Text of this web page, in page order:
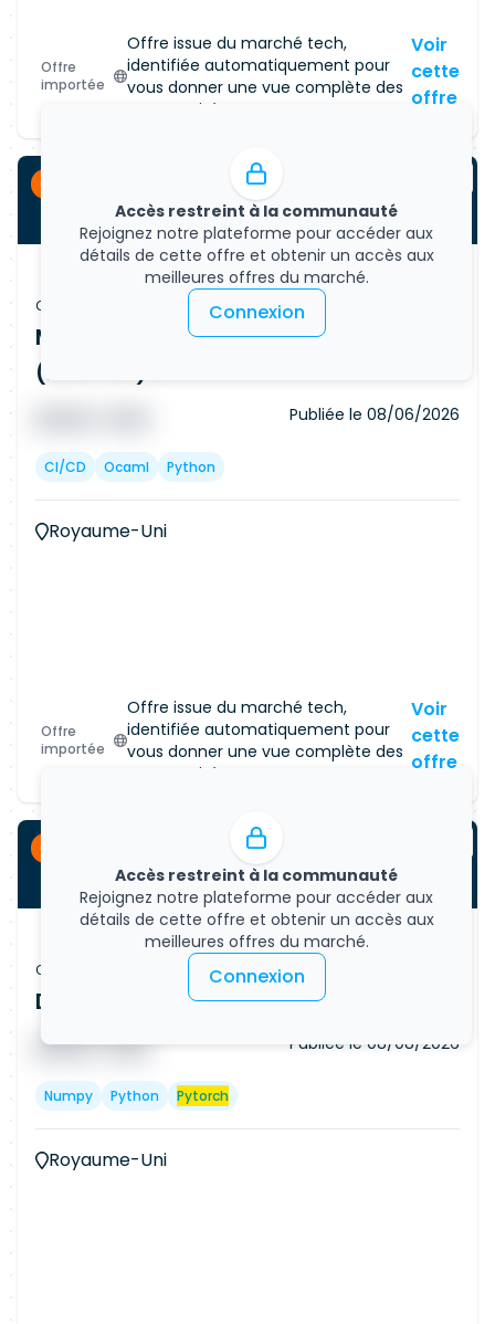
robustes et industrialisables. Participer à la veille
technologique sur les avancées en IA Générative
et LLM. Compétences techniques: Python
LoRA / QLoRA TRL DPO / PPO / GRPO MMLU RAG
Vector Database MLOps
Offre
importée
Offre issue du marché tech,
identifiée automatiquement pour
vous donner une vue complète des
opportunités.
Accès restreint à la communauté
Rejoignez notre plateforme pour accéder aux
détails de cette offre et obtenir un accès aux
meilleures offres du marché.
Connexion
Voir
cette
offre
CDI
Offre d'emploi
Machine Learning Engineer - AI
(Remote)
Publiée le 08/06/2026
CI/CD Ocaml Python
Royaume-Uni
Offre
importée
Offre issue du marché tech,
identifiée automatiquement pour
vous donner une vue complète des
opportunités.
Accès restreint à la communauté
Rejoignez notre plateforme pour accéder aux
détails de cette offre et obtenir un accès aux
meilleures offres du marché.
Connexion
Voir
cette
offre
CDI
Offre d'emploi
Data Scientist (Remote)
█ █ █ █ █ █ █ Publiée le 08/08/2026
Numpy Python Pytorch
Royaume-Uni